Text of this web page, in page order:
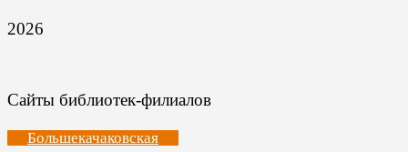
2026
Сайты библиотек-филиалов
Большекачаковская